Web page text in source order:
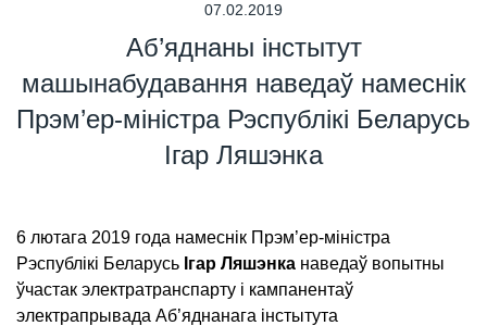
07.02.2019
Аб’яднаны інстытут
машынабудавання наведаў намеснік
Прэм’ер-міністра Рэспублікі Беларусь
Ігар Ляшэнка
6 лютага 2019 года намеснік Прэм’ер-міністра
Рэспублікі Беларусь Ігар Ляшэнка наведаў вопытны
ўчастак электратранспарту і кампанентаў
электрапрывада Аб’яднанага інстытута